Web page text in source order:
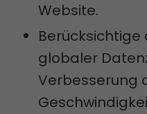
Website.
Berücksichtige
globaler
Verbesserung